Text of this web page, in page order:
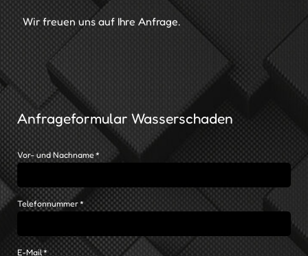
Wir freuen uns auf Ihre Anfrage.
Anfrageformular Wasserschaden
P
f
l
i
h
e
l
Vor- und Nachname*
P
c
Telefonnummer*
PE-Mail*